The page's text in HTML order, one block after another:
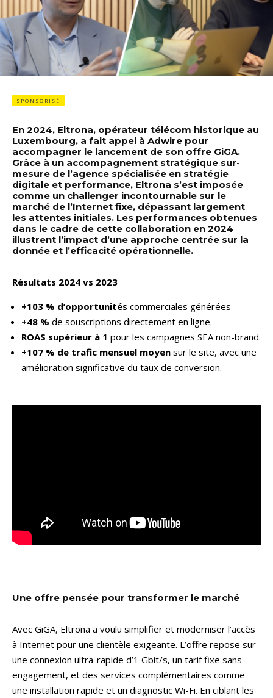
SPONSORISÉ
En 2024, Eltrona, opérateur télécom historique au
Luxembourg, a fait appel à Adwire pour
accompagner le lancement de son offre GiGA.
Grâce à un accompagnement stratégique sur-
mesure de l’agence spécialisée en stratégie
digitale et performance, Eltrona s’est imposée
comme un challenger incontournable sur le
marché de l’Internet fixe, dépassant largement
les attentes initiales. Les performances obtenues
dans le cadre de cette collaboration en 2024
illustrent l’impact d’une approche centrée sur la
donnée et l’efficacité opérationnelle.
Résultats 2024 vs 2023
+103 % d’opportunités commerciales générées
+48 % de souscriptions directement en ligne.
ROAS supérieur à 1 pour les campagnes SEA non-brand.
+107 % de trafic mensuel moyen sur le site, avec une
amélioration significative du taux de conversion.
Une offre pensée pour transformer le marché
Avec GiGA, Eltrona a voulu simplifier et moderniser l’accès
à Internet pour une clientèle exigeante. L’offre repose sur
une connexion ultra-rapide d’1 Gbit/s, un tarif fixe sans
engagement, et des services complémentaires comme
une installation rapide et un diagnostic Wi-Fi. En ciblant les